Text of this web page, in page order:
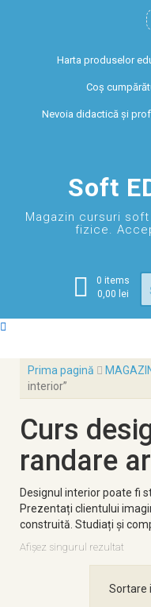
Harta produselor
Coș
Nevoia didactică și
Soft
Magazin cursuri
fizice.
0 items
0,00 lei
Prima pagină
interior”
Curs
randare
Designul interior poate fi
Prezentați clientului
construită. Studiați și
Afișez singurul rezultat